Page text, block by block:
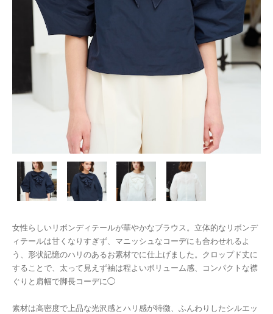
女性らしいリボンディテールが華やかなブラウス。立体的なリボンデ
ィテールは甘くなりすぎず、マニッシュなコーデにも合わせれるよ
う、形状記憶のハリのあるお素材でに仕上げました。クロップド丈に
することで、太って見えず袖は程よいボリューム感、コンパクトな襟
ぐりと肩幅で脚長コーデに◯
素材は高密度で上品な光沢感とハリ感が特徴、ふんわりしたシルエッ